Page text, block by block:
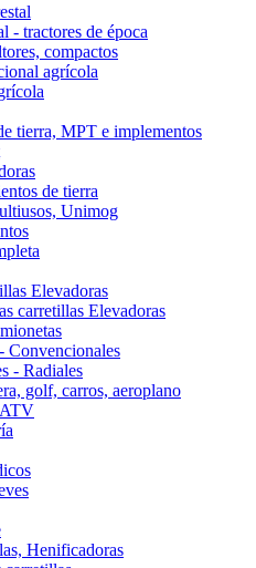
- tractores de época
compactos
agrícola
tierra, MPT e implementos
de tierra
Unimog
Elevadoras
carretillas Elevadoras
Convencionales
- Radiales
golf, carros, aeroplano
Henificadoras